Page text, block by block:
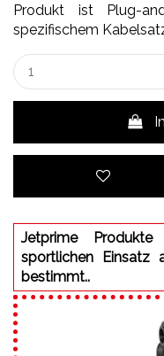
Produkt ist Plug-
spezifischem
Jetprime
sportlichen Einsatz
bestimmt..